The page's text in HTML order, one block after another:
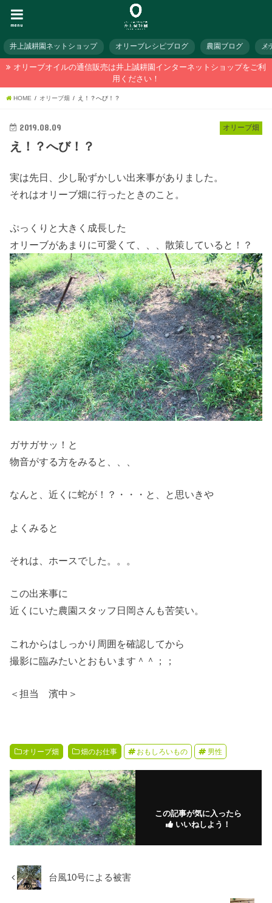
menu
井上誠耕園ネットショップ オリーブレシピブログ 農園ブログ メ
オリーブオイルの通信販売は井上誠耕園インターネットショップをご利
用ください！
HOME オリーブ畑 え！？へび！？
オリーブ畑
2019.08.09
え！？へび！？
実は先日、少し恥ずかしい出来事がありました。
それはオリーブ畑に行ったときのこと。
ぷっくりと大きく成長した
オリーブがあまりに可愛くて、、、散策していると！？
ガサガサッ！と
物音がする方をみると、、、
なんと、近くに蛇が！？・・・と、と思いきや
よくみると
それは、ホースでした。。。
この出来事に
近くにいた農園スタッフ日岡さんも苦笑い。
これからはしっかり周囲を確認してから
撮影に臨みたいとおもいます＾＾；；
＜担当 濱中＞
オリーブ畑 畑のお仕事 おもしろいもの 男性
この記事が気に入ったら
いいねしよう！
台風10号による被害